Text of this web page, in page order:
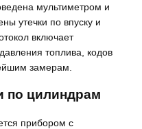
мультиметром и
утечки по впуску и
включает
топлива, кодов
замерам.
по цилиндрам
прибором с